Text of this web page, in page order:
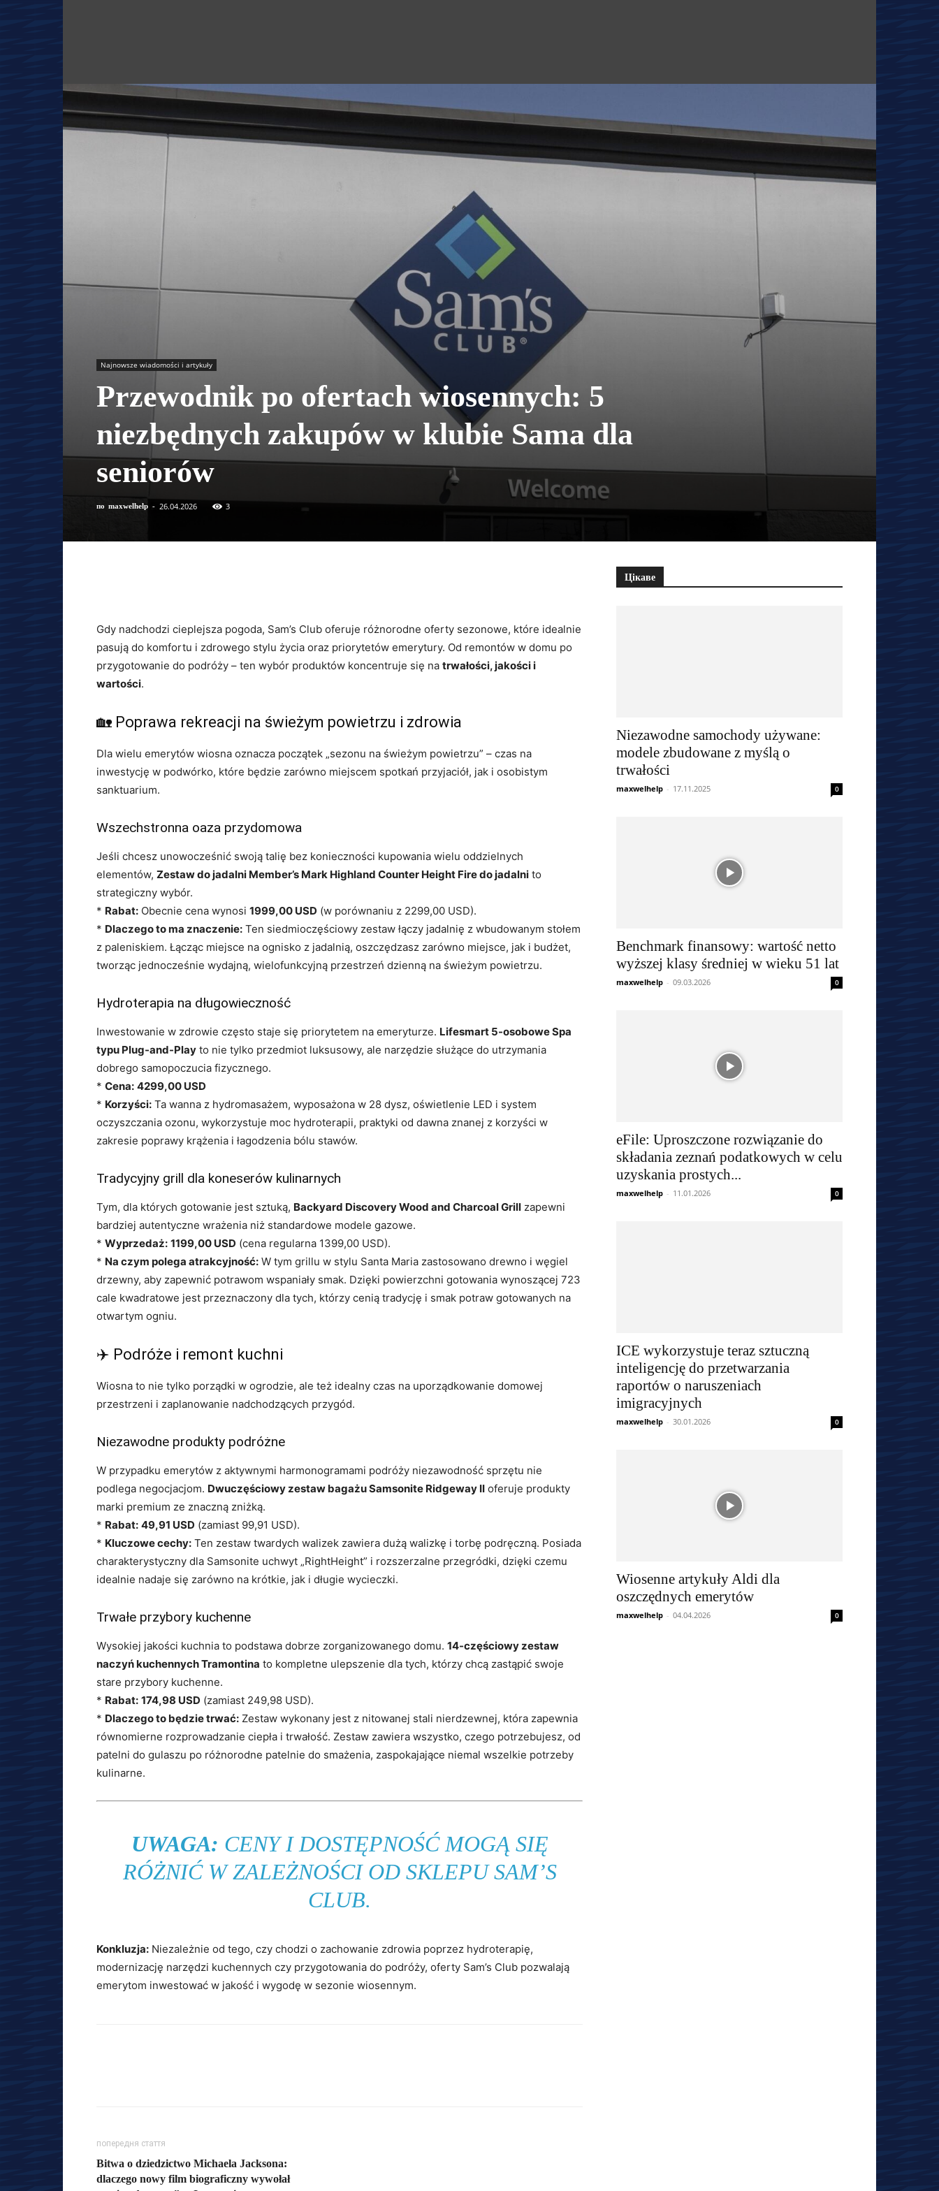
Najnowsze wiadomości i artykuły
Przewodnik po ofertach wiosennych: 5
niezbędnych zakupów w klubie Sama dla
seniorów
по maxwelhelp - 26.04.2026 3
Gdy nadchodzi cieplejsza pogoda, Sam’s Club oferuje różnorodne oferty sezonowe, które idealnie
pasują do komfortu i zdrowego stylu życia oraz priorytetów emerytury. Od remontów w domu po
przygotowanie do podróży – ten wybór produktów koncentruje się na trwałości, jakości i
wartości.
🏡 Poprawa rekreacji na świeżym powietrzu i zdrowia
Dla wielu emerytów wiosna oznacza początek „sezonu na świeżym powietrzu” – czas na
inwestycję w podwórko, które będzie zarówno miejscem spotkań przyjaciół, jak i osobistym
sanktuarium.
Wszechstronna oaza przydomowa
Jeśli chcesz unowocześnić swoją talię bez konieczności kupowania wielu oddzielnych
elementów, Zestaw do jadalni Member’s Mark Highland Counter Height Fire do jadalni to
strategiczny wybór.
* Rabat: Obecnie cena wynosi 1999,00 USD (w porównaniu z 2299,00 USD).
* Dlaczego to ma znaczenie: Ten siedmioczęściowy zestaw łączy jadalnię z wbudowanym stołem
z paleniskiem. Łącząc miejsce na ognisko z jadalnią, oszczędzasz zarówno miejsce, jak i budżet,
tworząc jednocześnie wydajną, wielofunkcyjną przestrzeń dzienną na świeżym powietrzu.
Hydroterapia na długowieczność
Inwestowanie w zdrowie często staje się priorytetem na emeryturze. Lifesmart 5-osobowe Spa
typu Plug-and-Play to nie tylko przedmiot luksusowy, ale narzędzie służące do utrzymania
dobrego samopoczucia fizycznego.
* Cena: 4299,00 USD
* Korzyści: Ta wanna z hydromasażem, wyposażona w 28 dysz, oświetlenie LED i system
oczyszczania ozonu, wykorzystuje moc hydroterapii, praktyki od dawna znanej z korzyści w
zakresie poprawy krążenia i łagodzenia bólu stawów.
Tradycyjny grill dla koneserów kulinarnych
Tym, dla których gotowanie jest sztuką, Backyard Discovery Wood and Charcoal Grill zapewni
bardziej autentyczne wrażenia niż standardowe modele gazowe.
* Wyprzedaż: 1199,00 USD (cena regularna 1399,00 USD).
* Na czym polega atrakcyjność: W tym grillu w stylu Santa Maria zastosowano drewno i węgiel
drzewny, aby zapewnić potrawom wspaniały smak. Dzięki powierzchni gotowania wynoszącej 723
cale kwadratowe jest przeznaczony dla tych, którzy cenią tradycję i smak potraw gotowanych na
otwartym ogniu.
✈️ Podróże i remont kuchni
Wiosna to nie tylko porządki w ogrodzie, ale też idealny czas na uporządkowanie domowej
przestrzeni i zaplanowanie nadchodzących przygód.
Niezawodne produkty podróżne
W przypadku emerytów z aktywnymi harmonogramami podróży niezawodność sprzętu nie
podlega negocjacjom. Dwuczęściowy zestaw bagażu Samsonite Ridgeway II oferuje produkty
marki premium ze znaczną zniżką.
* Rabat: 49,91 USD (zamiast 99,91 USD).
* Kluczowe cechy: Ten zestaw twardych walizek zawiera dużą walizkę i torbę podręczną. Posiada
charakterystyczny dla Samsonite uchwyt „RightHeight” i rozszerzalne przegródki, dzięki czemu
idealnie nadaje się zarówno na krótkie, jak i długie wycieczki.
Trwałe przybory kuchenne
Wysokiej jakości kuchnia to podstawa dobrze zorganizowanego domu. 14-częściowy zestaw
naczyń kuchennych Tramontina to kompletne ulepszenie dla tych, którzy chcą zastąpić swoje
stare przybory kuchenne.
* Rabat: 174,98 USD (zamiast 249,98 USD).
* Dlaczego to będzie trwać: Zestaw wykonany jest z nitowanej stali nierdzewnej, która zapewnia
równomierne rozprowadzanie ciepła i trwałość. Zestaw zawiera wszystko, czego potrzebujesz, od
patelni do gulaszu po różnorodne patelnie do smażenia, zaspokajające niemal wszelkie potrzeby
kulinarne.
UWAGA: CENY I DOSTĘPNOŚĆ MOGĄ SIĘ
RÓŻNIĆ W ZALEŻNOŚCI OD SKLEPU SAM’S
CLUB.
Konkluzja: Niezależnie od tego, czy chodzi o zachowanie zdrowia poprzez hydroterapię,
modernizację narzędzi kuchennych czy przygotowania do podróży, oferty Sam’s Club pozwalają
emerytom inwestować w jakość i wygodę w sezonie wiosennym.
попередня стаття
Bitwa o dziedzictwo Michaela Jacksona:
dlaczego nowy film biograficzny wywołał
Цікаве
Niezawodne samochody używane:
modele zbudowane z myślą o
trwałości
maxwelhelp - 17.11.2025 0
Benchmark finansowy: wartość netto
wyższej klasy średniej w wieku 51 lat
maxwelhelp - 09.03.2026 0
eFile: Uproszczone rozwiązanie do
składania zeznań podatkowych w celu
uzyskania prostych...
maxwelhelp - 11.01.2026 0
ICE wykorzystuje teraz sztuczną
inteligencję do przetwarzania
raportów o naruszeniach
imigracyjnych
maxwelhelp - 30.01.2026 0
Wiosenne artykuły Aldi dla
oszczędnych emerytów
maxwelhelp - 04.04.2026 0